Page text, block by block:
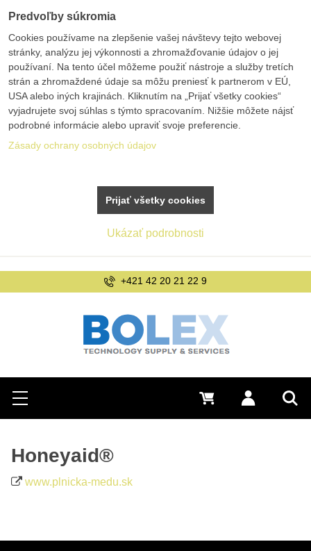
Hľadať
Menu Prihlásiť sa
0 €
+421 42 20 21 22 9
Honeyaid®
www.plnicka-medu.sk
Predvoľby súkromia
Cookies používame na zlepšenie vašej návštevy tejto webovej
stránky, analýzu jej výkonnosti a zhromažďovanie údajov o jej
používaní. Na tento účel môžeme použiť nástroje a služby tretích
strán a zhromaždené údaje sa môžu preniesť k partnerom v EÚ,
USA alebo iných krajinách. Kliknutím na „Prijať všetky cookies“
vyjadrujete svoj súhlas s týmto spracovaním. Nižšie môžete nájsť
podrobné informácie alebo upraviť svoje preferencie.
Zásady ochrany osobných údajov
Ukázať podrobnosti
Prijať všetky cookies